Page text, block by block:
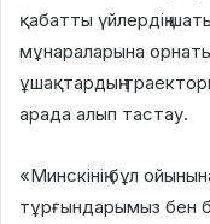
қабатты үйлердің
мұнараларына
ұшақтардың
арада алып тастау.
«Минскінің бұл
тұрғындарымыз бен